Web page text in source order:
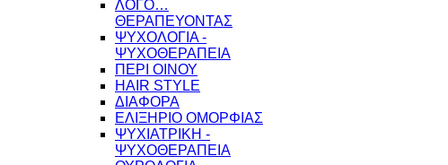
ΛΟΓΟ…
ΘΕΡΑΠΕΥΟΝΤΑΣ
ΨΥΧΟΛΟΓΙΑ -
ΨΥΧΟΘΕΡΑΠΕΙΑ
ΠΕΡΙ ΟΙΝΟΥ
HAIR STYLE
ΔΙΑΦΟΡΑ
ΕΛΙΞΗΡΙΟ ΟΜΟΡΦΙΑΣ
ΨΥΧΙΑΤΡΙΚΗ -
ΨΥΧΟΘΕΡΑΠΕΙΑ